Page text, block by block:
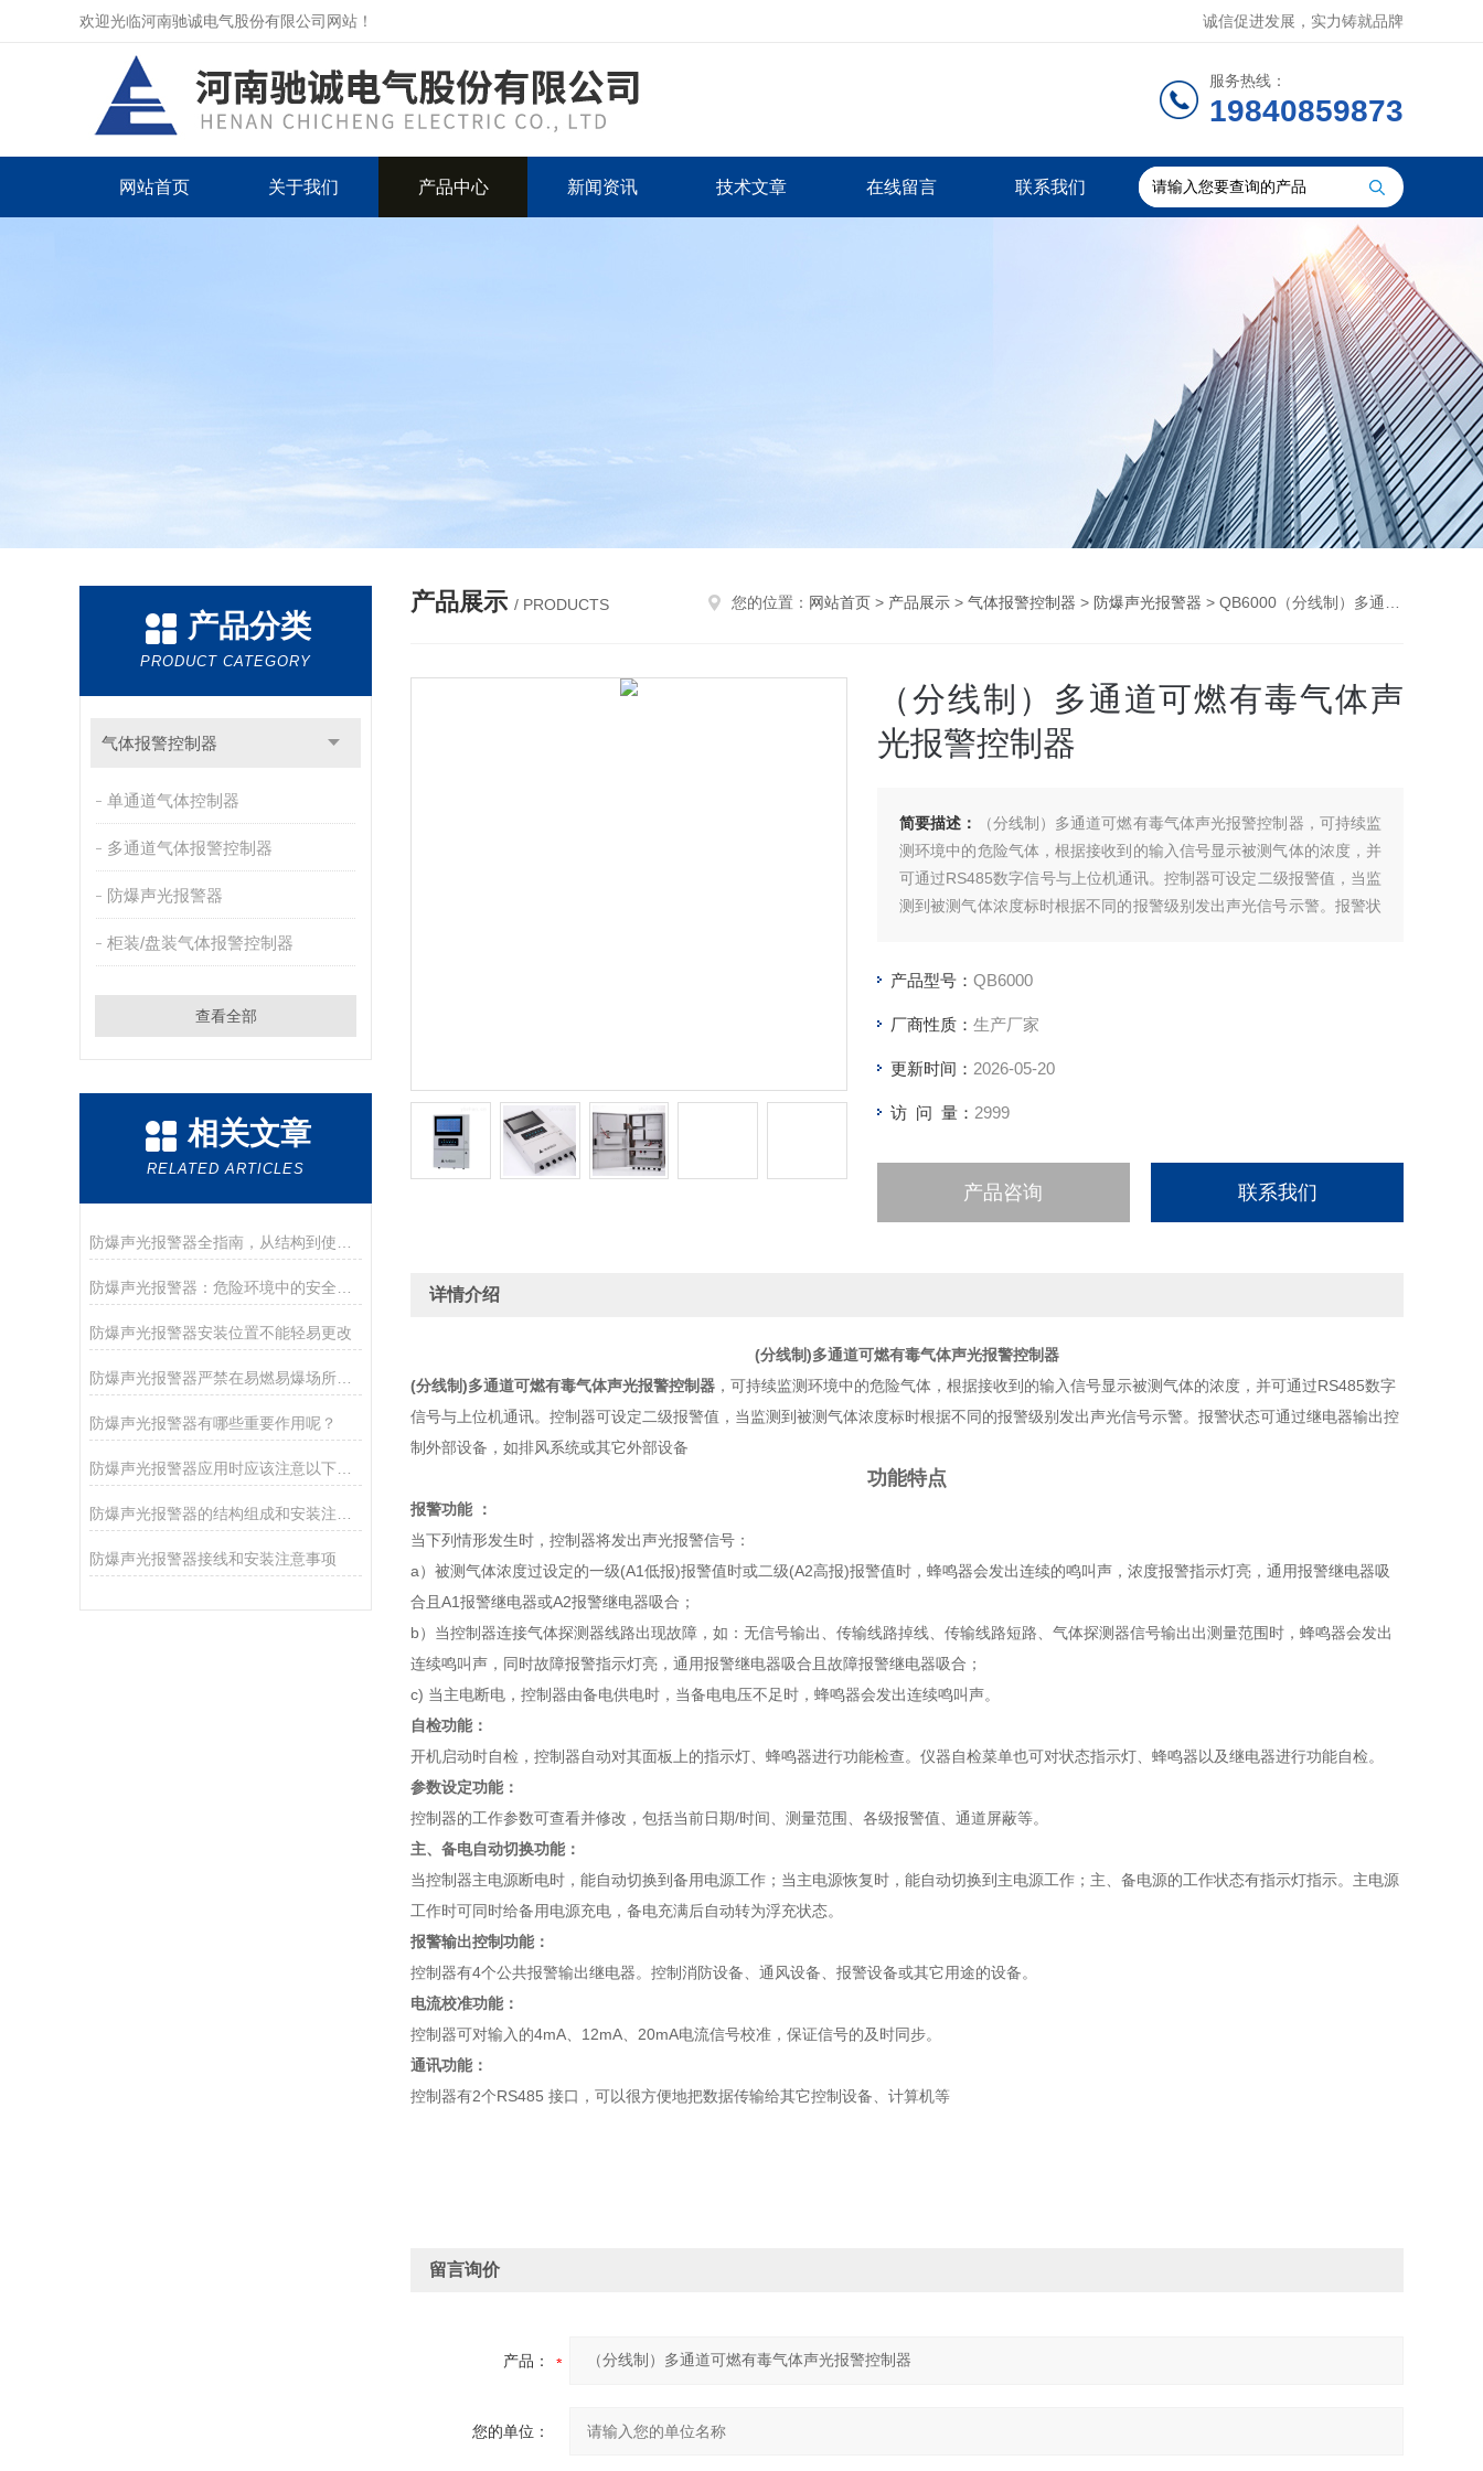
欢迎光临河南驰诚电气股份有限公司网站！ 诚信促进发展，实力铸就品牌
服务热线：
19840859873
网站首页 关于我们 产品中心 新闻资讯 技术文章 在线留言 联系我们
产品分类
PRODUCT CATEGORY
气体报警控制器
单通道气体控制器
多通道气体报警控制器
防爆声光报警器
柜装/盘装气体报警控制器
查看全部
相关文章
RELATED ARTICLES
防爆声光报警器安装位置不能轻易更改
防爆声光报警器严禁在易燃易爆场所带电拆卸
防爆声光报警器有哪些重要作用呢？
防爆声光报警器应用时应该注意以下事项
防爆声光报警器接线和安装注意事项
产品展示 / PRODUCTS 您的位置： 网站首页 > 产品展示 > 气体报警控制器 > 防爆声光报警器 > QB6000（分线制）多通道可燃有毒气体声光报警控制器
（分线制）多通道可燃有毒气体声
光报警控制器
简要描述：
（分线制）多通道可燃有毒气体声光报警控制器，可持续监
测环境中的危险气体，根据接收到的输入信号显示被测气体的浓度，并
可通过RS485数字信号与上位机通讯。控制器可设定二级报警值，当监
测到被测气体浓度标时根据不同的报警级别发出声光信号示警。报警状
产品型号： QB6000
厂商性质： 生产厂家
更新时间： 2026-05-20
访 问 量： 2999
产品咨询 联系我们
详情介绍
(分线制)多通道可燃有毒气体声光报警控制器
(分线制)多通道可燃有毒气体声光报警控制器 ，可持续监测环境中的危险气体，根据接收到的输入信号显示被测气体的浓度，并可通过RS485数字
信号与上位机通讯。控制器可设定二级报警值，当监测到被测气体浓度标时根据不同的报警级别发出声光信号示警。报警状态可通过继电器输出控
制外部设备，如排风系统或其它外部设备
功能特点
报警功能 ：
当下列情形发生时，控制器将发出声光报警信号：
a）被测气体浓度过设定的一级(A1低报)报警值时或二级(A2高报)报警值时，蜂鸣器会发出连续的鸣叫声，浓度报警指示灯亮，通用报警继电器吸
合且A1报警继电器或A2报警继电器吸合；
b）当控制器连接气体探测器线路出现故障，如：无信号输出、传输线路掉线、传输线路短路、气体探测器信号输出出测量范围时，蜂鸣器会发出
连续鸣叫声，同时故障报警指示灯亮，通用报警继电器吸合且故障报警继电器吸合；
c) 当主电断电，控制器由备电供电时，当备电电压不足时，蜂鸣器会发出连续鸣叫声。
自检功能：
开机启动时自检，控制器自动对其面板上的指示灯、蜂鸣器进行功能检查。仪器自检菜单也可对状态指示灯、蜂鸣器以及继电器进行功能自检。
参数设定功能：
控制器的工作参数可查看并修改，包括当前日期/时间、测量范围、各级报警值、通道屏蔽等。
主、备电自动切换功能：
当控制器主电源断电时，能自动切换到备用电源工作；当主电源恢复时，能自动切换到主电源工作；主、备电源的工作状态有指示灯指示。主电源
工作时可同时给备用电源充电，备电充满后自动转为浮充状态。
报警输出控制功能：
控制器有4个公共报警输出继电器。控制消防设备、通风设备、报警设备或其它用途的设备。
电流校准功能：
控制器可对输入的4mA、12mA、20mA电流信号校准，保证信号的及时同步。
通讯功能：
控制器有2个RS485 接口，可以很方便地把数据传输给其它控制设备、计算机等
留言询价
产品：
您的单位：